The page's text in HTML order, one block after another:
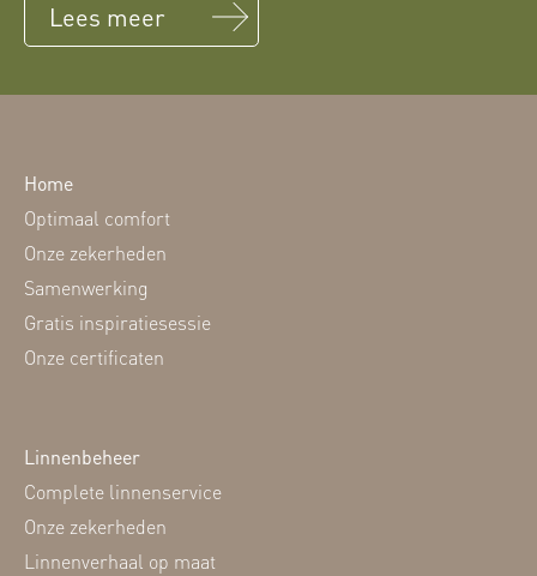
Lees meer
Home
Optimaal comfort
Onze zekerheden
Samenwerking
Gratis inspiratiesessie
Onze certificaten
Linnenbeheer
Complete linnenservice
Onze zekerheden
Linnenverhaal op maat